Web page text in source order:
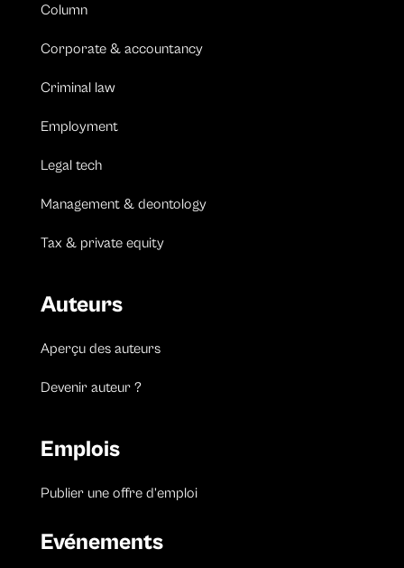
Column
Corporate & accountancy
Criminal law
Employment
Legal tech
Management & deontology
Tax & private equity
Auteurs
Aperçu des auteurs
Devenir auteur ?
Emplois
Publier une offre d’emploi
Evénements